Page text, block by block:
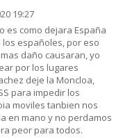
19:27
es como dejara España
españoles, por eso
daño causaran, yo
por los lugares
deje la Moncloa,
para impedir los
moviles tanbien nos
en mano y no perdamos
peor para todos.